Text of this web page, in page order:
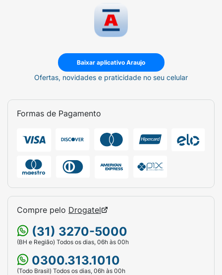
Baixar aplicativo Araujo
Ofertas, novidades e praticidade no seu celular
Formas de Pagamento
Compre pelo Drogatel
(31) 3270-5000
(BH e Região) Todos os dias, 06h às 00h
0300.313.1010
(Todo Brasil) Todos os dias, 06h às 00h